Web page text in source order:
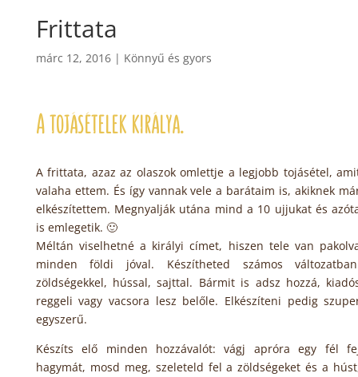
Frittata
márc 12, 2016| Könnyű és gyors
A tojásételek királya.
A frittata, azaz az olaszok omlettje a legjobb tojásétel,
valaha ettem. És így vannak vele a barátaim is, akiknek
elkészítettem. Megnyalják utána mind a 10 ujjukat és
is emlegetik. 🙂
Méltán viselhetné a királyi címet, hiszen tele van
minden földi jóval. Készítheted számos
zöldségekkel, hússal, sajttal. Bármit is adsz hozzá,
reggeli vagy vacsora lesz belőle. Elkészíteni pedig
egyszerű.
Készíts elő minden hozzávalót: vágj apróra egy fél
hagymát, mosd meg, szeleteld fel a zöldségeket és a